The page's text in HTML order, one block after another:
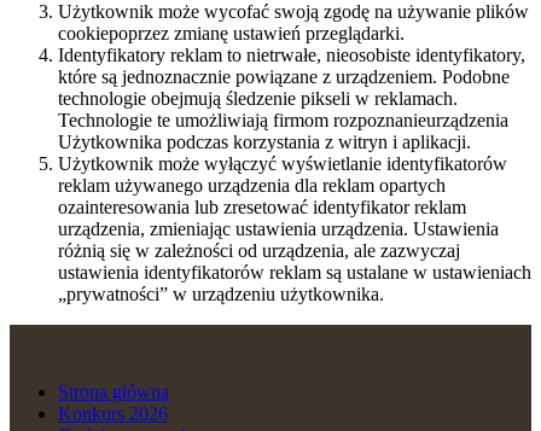
Użytkownik może wycofać swoją zgodę na używanie plików
​cookie​poprzez zmianę ustawień przeglądarki.
Identyfikatory reklam to nietrwałe, nieosobiste identyfikatory,
które są jednoznacznie powiązane z urządzeniem. Podobne
technologie obejmują śledzenie pikseli w reklamach.
Technologie te umożliwiają firmom rozpoznanieurządzenia
Użytkownika podczas korzystania z witryn i aplikacji.
Użytkownik może wyłączyć wyświetlanie identyfikatorów
reklam używanego urządzenia dla reklam opartych
ozainteresowania lub zresetować identyfikator reklam
urządzenia, zmieniając ustawienia urządzenia. Ustawienia
różnią się w zależności od urządzenia, ale zazwyczaj
ustawienia identyfikatorów reklam są ustalane w ustawieniach
„prywatności” w urządzeniu użytkownika.
Strona główna
Konkurs 2026